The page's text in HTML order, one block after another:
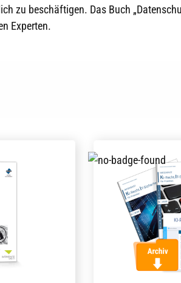
zu beschäftigen. Das Buch
Experten.